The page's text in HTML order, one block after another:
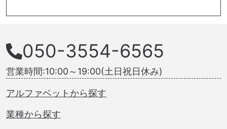
050-3554-6565
営業時間:10:00～19:00(土日祝日休み)
アルファベットから探す
業種から探す